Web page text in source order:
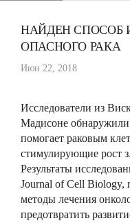
НАЙДЕН СПОСОБ
ОПАСНОГО РАКА
Июн 22, 2018
Исследователи из
Мадисоне
помогает раковым
стимулирующие рост
Результаты
Journal of Cell Biology,
методы лечения
предотвратить